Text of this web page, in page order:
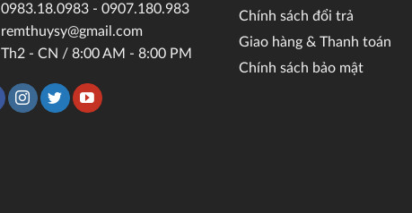
0983.18.0983 - 0907.180.983
remthuysy@gmail.com
Th2 - CN / 8:00 AM - 8:00 PM
Chính sách đổi trả
Giao hàng & Thanh toán
Chính sách bảo mật